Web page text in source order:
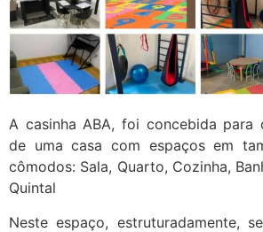
A casinha ABA, foi concebida para
de uma casa com espaços em
cômodos: Sala, Quarto, Cozinha,
Quintal
Neste espaço, estruturadamente,